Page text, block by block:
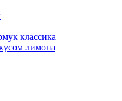
классика
лимона